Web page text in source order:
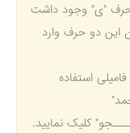
"ی" وجود داشت
این دو حرف وارد
استفاده
کلیک نمایید.